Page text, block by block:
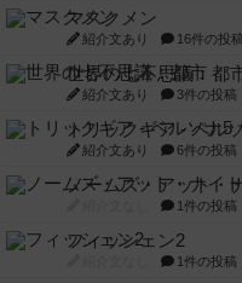
マスクメン
紹介文あり 16件の投稿
世界の七不思議：都
紹介文あり 3件の投稿
トリックギア - ペル
紹介文あり 6件の投稿
ノームズ・アット・
1件の投稿
フィッシェン2
1件の投稿